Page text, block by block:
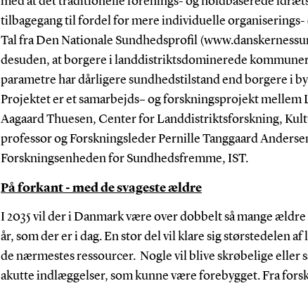
tilbagegang til fordel for mere individuelle
Tal fra Den Nationale Sundhedsprofil
desuden, at borgere i landdistriktsdominerede
parametre har dårligere sundhedstilstand end borgere i
Projektet er et samarbejds– og forskningsprojekt mellem
Aagaard Thuesen, Center for Landdistriktsforskning,
professor og Forskningsleder Pernille Tanggaard
Forskningsenheden for Sundhedsfremme, IST.
På forkant - med de svageste ældre
I 2035 vil der i Danmark være over dobbelt så mange
år, som der er i dag. En stor del vil klare sig størstedelen af
de nærmestes ressourcer. Nogle vil blive skrøbelige eller
akutte indlæggelser, som kunne være forebygget.Fra